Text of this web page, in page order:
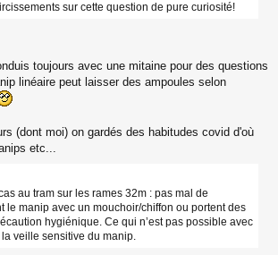
sur cette question de pure curiosité!
toujours avec une mitaine pour des questions
linéaire peut laisser des ampoules selon
(dont moi) on gardés des habitudes covid d'où
etc...
au tram sur les rames 32m : pas mal de
le manip avec un mouchoir/chiffon ou portent des
hygiénique. Ce qui n’est pas possible avec
veille sensitive du manip.